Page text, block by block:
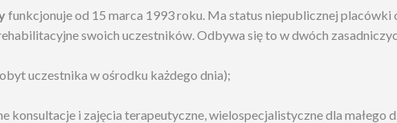
funkcjonuje od 15 marca 1993 roku. Ma status niepublicznej
swoich uczestników. Odbywa się to w dwóch
uczestnika w ośrodku każdego dnia);
konsultacje i zajęcia terapeutyczne, wielospecjalistyczne dla